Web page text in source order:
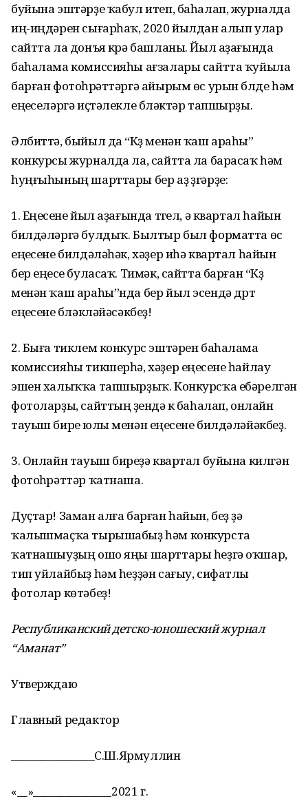
буйына эштәрҙе ҡабул итеп, баһалап, журналда
иң-иңдәрен сығарһаҡ, 2020 йылдан алып улар
сайтта ла донъя күрә башланы. Йыл аҙағында
баһалама комиссияһы ағзалары сайтта ҡуйыла
барған фотоһүрәттәргә айырым өс урын бүлде һәм
еңеүселәргә иҫтәлекле бүләктәр тапшырҙы.
Әлбиттә, быйыл да “Күҙ менән ҡаш араһы”
конкурсы журналда ла, сайтта ла барасаҡ һәм
һуңғыһының шарттары бер аҙ үҙгәрҙе:
1. Еңеүсене йыл аҙағында түгел, ә квартал һайын
билдәләргә булдыҡ. Былтыр был форматта өс
еңеүсене билдәләһәк, хәҙер иһә квартал һайын
бер еңеүсе буласаҡ. Тимәк, сайтта барған “Күҙ
менән ҡаш араһы”нда бер йыл эсендә дүрт
еңеүсене бүләкләйәсәкбеҙ!
2. Быға тиклем конкурс эштәрен баһалама
комиссияһы тикшерһә, хәҙер еңеүсене һайлау
эшен халыҡҡа тапшырҙыҡ. Конкурсҡа ебәрелгән
фотоларҙы, сайттың үҙендә үк баһалап, онлайн
тауыш биреү юлы менән еңеүсене билдәләйәкбеҙ.
3. Онлайн тауыш биреүҙә квартал буйына килгән
фотоһүрәттәр ҡатнаша.
Дуҫтар! Заман алға барған һайын, беҙ ҙә
ҡалышмаҫҡа тырышабыҙ һәм конкурста
ҡатнашыуҙың ошо яңы шарттары һеҙгә оҡшар,
тип уйлайбыҙ һәм һеҙҙән сағыу, сифатлы
фотолар көтәбеҙ!
Республиканский детско-юношеский журнал
“Аманат”
Утверждаю
Главный редактор
________________С.Ш.Ярмуллин
«__»_______________2021 г.